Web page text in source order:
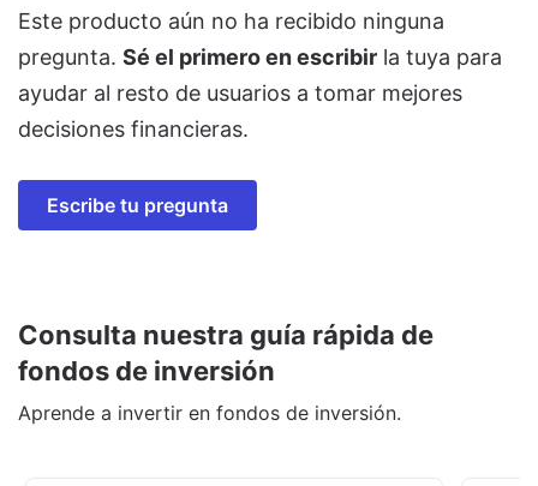
Este producto aún no ha recibido ninguna
pregunta. Sé el primero en escribir la tuya para
ayudar al resto de usuarios a tomar mejores
decisiones financieras.
Escribe tu pregunta
Consulta nuestra guía rápida de
fondos de inversión
Aprende a invertir en fondos de inversión.